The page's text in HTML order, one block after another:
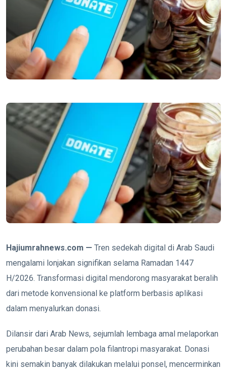
Hajiumrahnews.com — Tren sedekah digital di Arab Saudi
mengalami lonjakan signifikan selama Ramadan 1447
H/2026. Transformasi digital mendorong masyarakat beralih
dari metode konvensional ke platform berbasis aplikasi
dalam menyalurkan donasi.
Dilansir dari Arab News, sejumlah lembaga amal melaporkan
perubahan besar dalam pola filantropi masyarakat. Donasi
kini semakin banyak dilakukan melalui ponsel, mencerminkan